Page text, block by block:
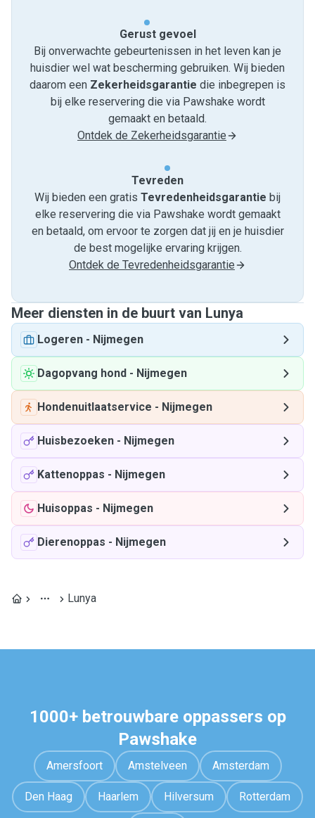
Gerust gevoel
Bij onverwachte gebeurtenissen in het leven kan je
huisdier wel wat bescherming gebruiken. Wij bieden
daarom een Zekerheidsgarantie die inbegrepen is
bij elke reservering die via Pawshake wordt
gemaakt en betaald.
Ontdek de Zekerheidsgarantie
Tevreden
Wij bieden een gratis Tevredenheids­garantie bij
elke reservering die via Pawshake wordt gemaakt
en betaald, om ervoor te zorgen dat jij en je huisdier
de best mogelijke ervaring krijgen.
Ontdek de Tevredenheidsgarantie
Meer diensten in de buurt van Lunya
Logeren - Nijmegen
Dagopvang hond - Nijmegen
Hondenuitlaatservice - Nijmegen
Huisbezoeken - Nijmegen
Kattenoppas - Nijmegen
Huisoppas - Nijmegen
Dierenoppas - Nijmegen
Lunya
1000+ betrouwbare oppassers op
Pawshake
Amersfoort Amstelveen Amsterdam
Den Haag Haarlem Hilversum Rotterdam